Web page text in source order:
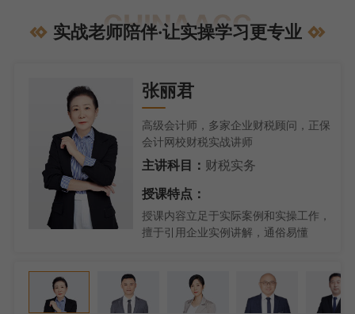
实战老师陪伴·让实操学习更专业
张丽君
高级会计师，多家企业财税顾问，正保
会计网校财税实战讲师
主讲科目： 财税实务
授课特点：
授课内容立足于实际案例和实操工作，
擅于引用企业实例讲解，通俗易懂